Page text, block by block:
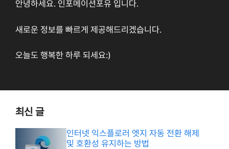
안녕하세요. 인포메이션포유 입니다.
새로운 정보를 빠르게 제공해드리겠습니다.
오늘도 행복한 하루 되세요:)
최신 글
인터넷 익스플로러 엣지 자동 전환 해제
및 호환성 유지하는 방법